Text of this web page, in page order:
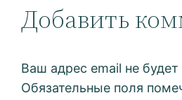
Добавить
Ваш адрес email не
Обязательные поля